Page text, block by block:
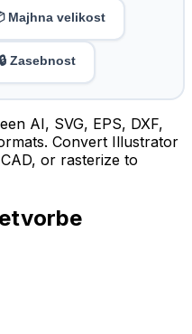
Majhna velikost
🔒 Zasebnost
AI, SVG, EPS, DXF,
Convert Illustrator
or rasterize to